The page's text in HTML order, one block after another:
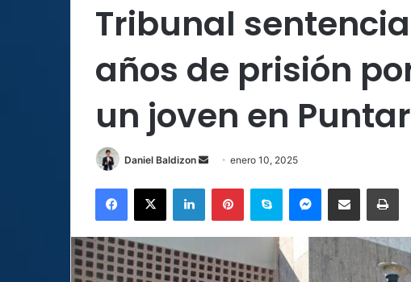
Tribunal
años de prisión
un joven en
Daniel Baldizon
Send
email
enero 10, 2025
Facebook
X LinkedInPinterestSkype MessengerCompartir por correo electrónico